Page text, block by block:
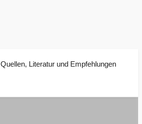
Quellen, Literatur und Empfehlungen